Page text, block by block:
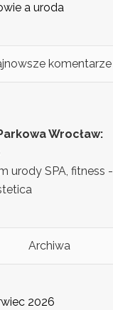
a uroda
komentarze
Wrocław:
urody SPA, fitness -
Archiwa
2026